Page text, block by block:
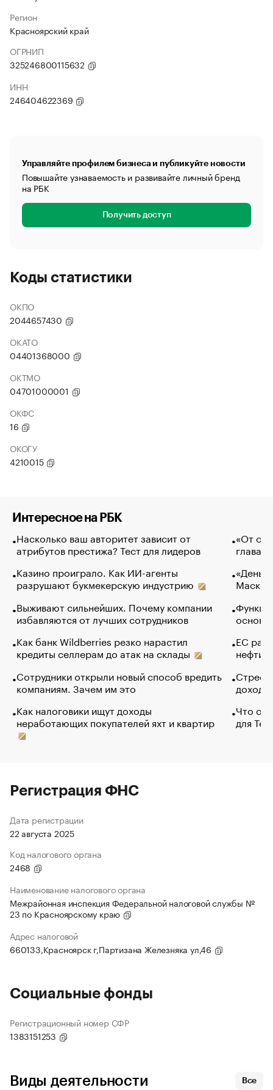
Регион
Красноярский край
ОГРНИП
325246800115632
ИНН
246404622369
Управляйте профилем бизнеса и публикуйте новости
Повышайте узнаваемость и развивайте личный бренд
на РБК
Получить доступ
Коды статистики
ОКПО
2044657430
ОКАТО
04401368000
ОКТМО
04701000001
ОКФС
16
ОКОГУ
4210015
Интересное на РБК
Насколько ваш авторитет зависит от
атрибутов престижа? Тест для лидеров
Казино проиграло. Как ИИ-агенты
разрушают букмекерскую индустрию
Выживают сильнейших. Почему компании
избавляются от лучших сотрудников
Как банк Wildberries резко нарастил
кредиты селлерам до атак на склады
Сотрудники открыли новый способ вредить
компаниям. Зачем им это
Как налоговики ищут доходы
неработающих покупателей яхт и квартир
«От
глава
Маск в
основ
ЕС
нефти
Что
для
Регистрация ФНС
Дата регистрации
22 августа 2025
Код налогового органа
2468
Наименование налогового органа
Межрайонная инспекция Федеральной налоговой службы №
23 по Красноярскому краю
Адрес налоговой
660133,Красноярск г,Партизана Железняка ул,46
Социальные фонды
Регистрационный номер СФР
1383151253
Виды деятельности Все